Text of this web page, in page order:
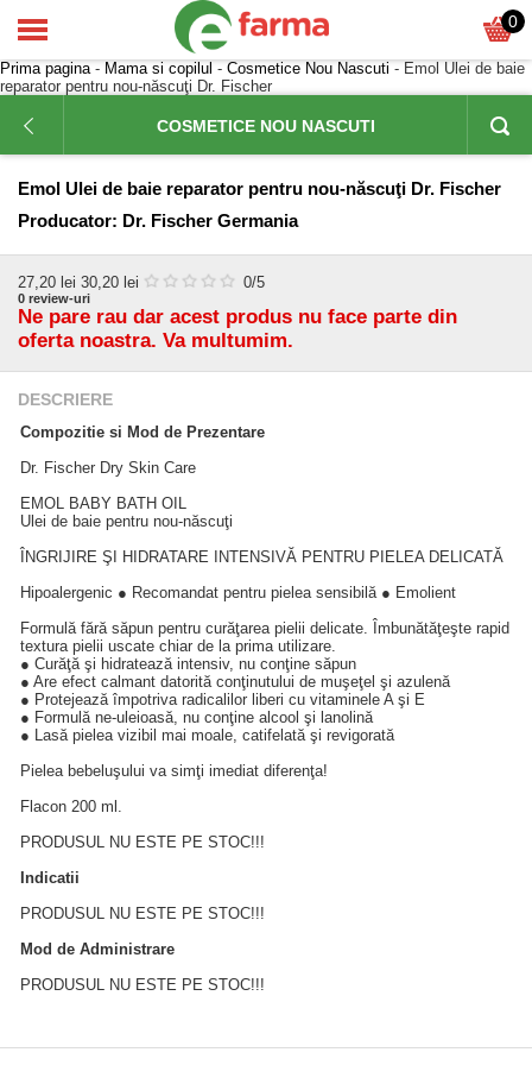
0
Prima pagina- Mama si copilul - Cosmetice Nou Nascuti - Emol Ulei de baie
reparator pentru nou-născuţi Dr. Fischer
COSMETICE NOU NASCUTI
Emol Ulei de baie reparator pentru nou-născuţi Dr. Fischer
Producator: Dr. Fischer Germania
27,20 lei 30,20 lei 0/5
0 review-uri
Ne pare rau dar acest produs nu face parte din
oferta noastra. Va multumim.
DESCRIERE
Compozitie si Mod de Prezentare
Dr. Fischer Dry Skin Care
EMOL BABY BATH OIL
Ulei de baie pentru nou-născuţi
ÎNGRIJIRE ŞI HIDRATARE INTENSIVĂ PENTRU PIELEA DELICATĂ
Hipoalergenic ● Recomandat pentru pielea sensibilă ● Emolient
Formulă fără săpun pentru curăţarea pielii delicate. Îmbunătăţeşte rapid
textura pielii uscate chiar de la prima utilizare.
● Curăţă şi hidratează intensiv, nu conţine săpun
● Are efect calmant datorită conţinutului de muşeţel şi azulenă
● Protejează împotriva radicalilor liberi cu vitaminele A şi E
● Formulă ne-uleioasă, nu conţine alcool şi lanolină
● Lasă pielea vizibil mai moale, catifelată şi revigorată
Pielea bebeluşului va simţi imediat diferenţa!
Flacon 200 ml.
PRODUSUL NU ESTE PE STOC!!!
Indicatii
PRODUSUL NU ESTE PE STOC!!!
Mod de Administrare
PRODUSUL NU ESTE PE STOC!!!